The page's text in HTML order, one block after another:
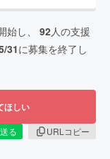
始し、 92人の支援
31に募集を終了し
ほしい
る
URLコピー